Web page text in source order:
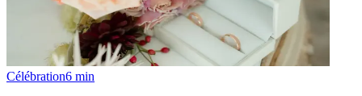
Célébration6 min